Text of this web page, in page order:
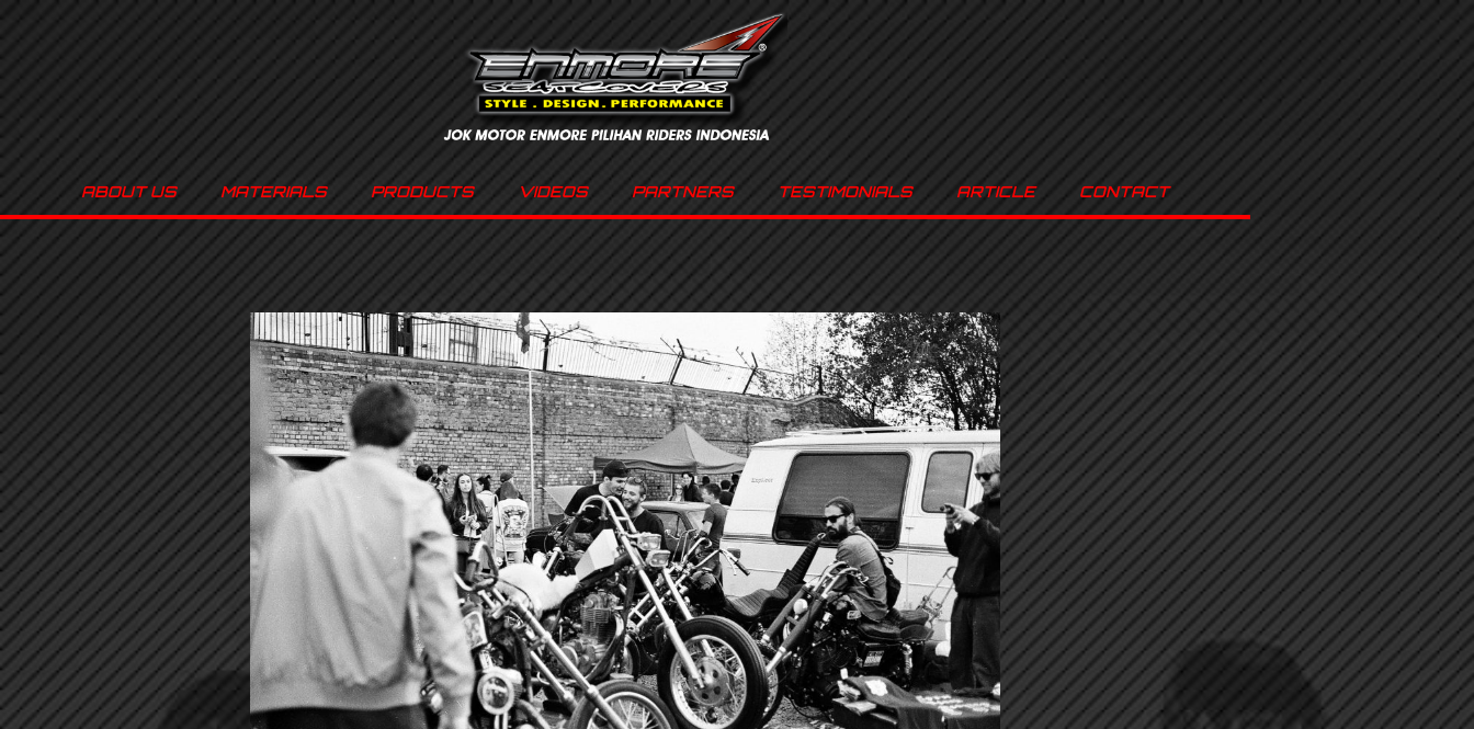
ABOUT US MATERIALS PRODUCTS VIDEOS PARTNERS TESTIMONIALS ARTICLE CONTACT